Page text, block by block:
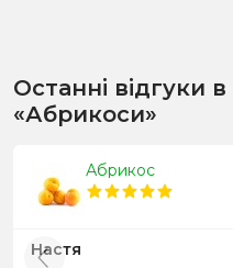
Останні відгуки в
«Абрикоси»
Абрикос
Настя